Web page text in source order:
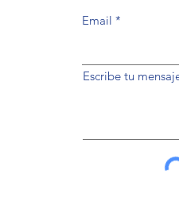
Email
Escribe tu